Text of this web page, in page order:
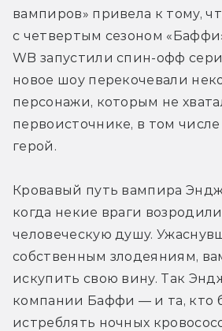
вампиров» привела к тому,
с четвертым сезоном
WB запустили спин-офф
новое шоу перекочевали
персонажи, которым не
первоисточнике, в том
герой.
Кровавый путь вампира
когда некие враги
человеческую душу.
собственным злодеяниям,
искупить свою вину. Так
компании Баффи — и та, кто
истреблять ночных